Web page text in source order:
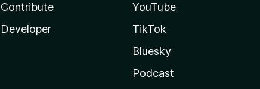
Contribute
Developer
YouTube
TikTok
Bluesky
Podcast